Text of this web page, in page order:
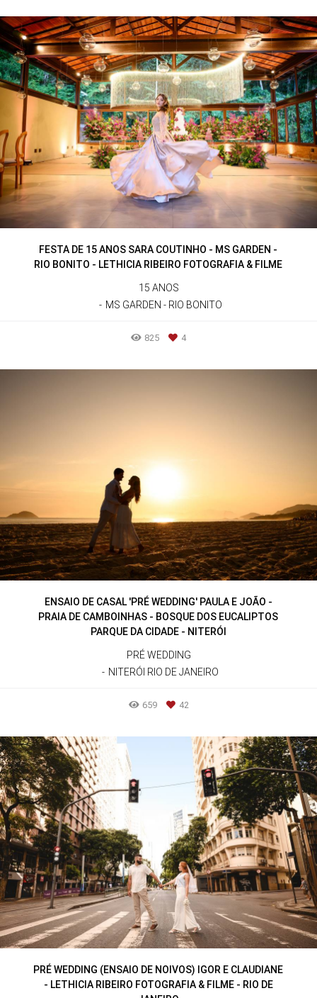
FESTA DE 15 ANOS SARA COUTINHO - MS GARDEN -
RIO BONITO - LETHICIA RIBEIRO FOTOGRAFIA & FILME
15 ANOS
MS GARDEN - RIO BONITO
825 4
ENSAIO DE CASAL 'PRÉ WEDDING' PAULA E JOÃO -
PRAIA DE CAMBOINHAS - BOSQUE DOS EUCALIPTOS
PARQUE DA CIDADE - NITERÓI
PRÉ WEDDING
NITERÓI RIO DE JANEIRO
659 42
PRÉ WEDDING (ENSAIO DE NOIVOS) IGOR E CLAUDIANE
- LETHICIA RIBEIRO FOTOGRAFIA & FILME - RIO DE